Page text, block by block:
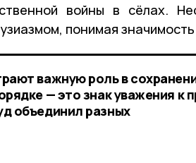
войны в сёлах.
понимая
важную роль в
— это знак уважения к
объединил разных